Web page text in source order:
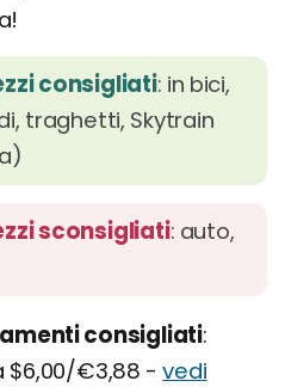
consigliati: in bici,
traghetti, Skytrain
sconsigliati: auto,
consigliati
$6,00/€3,88 -vedi